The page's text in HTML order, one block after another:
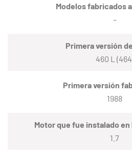
Modelos fabricados
–
Primera versión
460 L
Primera versión
1988
Motor que fue instalado
1.7